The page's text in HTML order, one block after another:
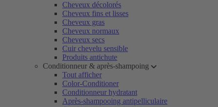
Cheveux décolorés
Cheveux fins et lisses
Cheveux gras
Cheveux normaux
Cheveux secs
Cuir chevelu sensible
Produits antichute
Conditionneur & après-shampoing
Tout afficher
Color-Conditioner
Conditionneur hydratant
Après-shampooing antipelliculaire